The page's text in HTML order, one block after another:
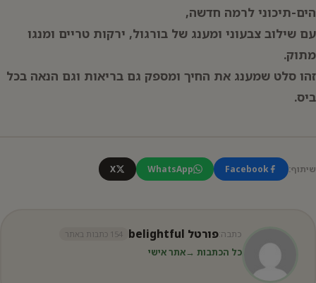
הים-תיכוני לרמה חדשה,
עם שילוב צבעוני ומענג של בורגול, ירקות טריים ומנגו
מתוק.
זהו סלט שמענג את החיך ומספק גם בריאות וגם הנאה בכל
ביס.
שיתוף: Facebook
WhatsApp
X
כתבה:פורטל belightful 154 כתבות באתר
כל הכתבות →אתר אישי